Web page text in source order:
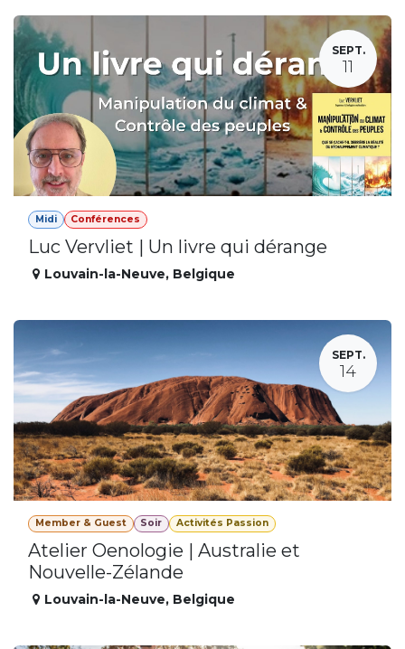
SEPT.
11
Midi Conférences
Luc Vervliet | Un livre qui dérange
Louvain-la-Neuve, Belgique
SEPT.
14
Member & Guest Soir Activités Passion
Atelier Oenologie | Australie et
Nouvelle-Zélande
Louvain-la-Neuve, Belgique